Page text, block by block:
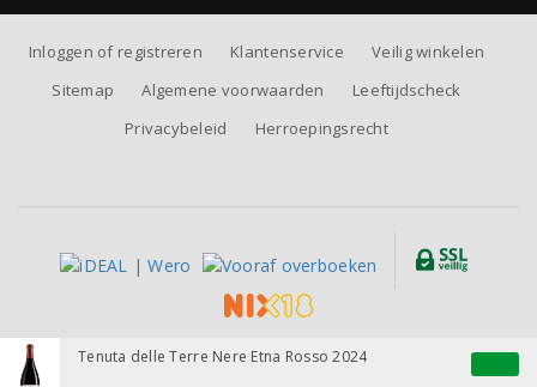
Tenuta delle Terre Nere Etna Rosso 2024
Inloggen of registreren Klantenservice
Veilig winkelen
Sitemap
Algemene voorwaarden
Leeftijdscheck
Privacybeleid
Herroepingsrecht
Alle prijzen zijn inclusief BTW, exclusief eventuele verzendkosten.